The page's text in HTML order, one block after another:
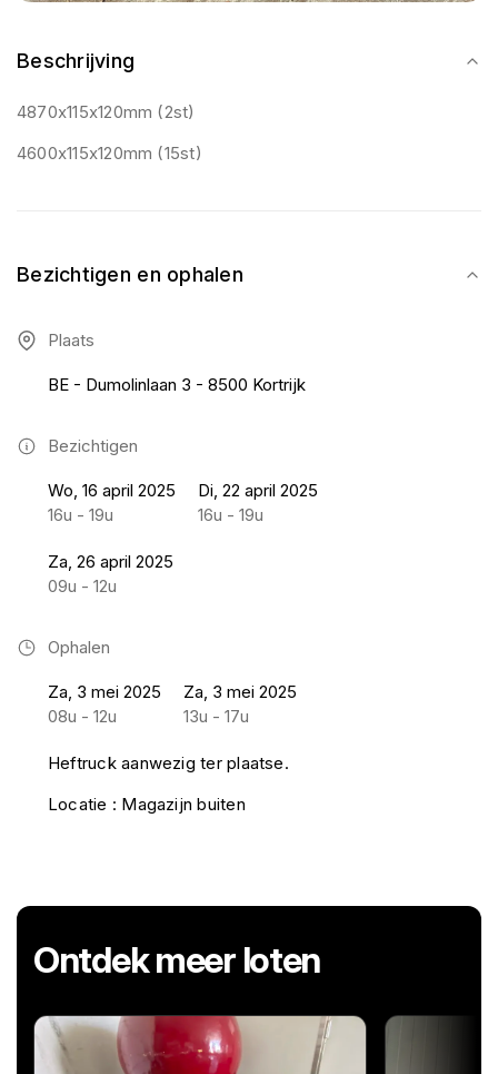
Beschrijving
4870x115x120mm (2st)
4600x115x120mm (15st)
Bezichtigen en ophalen
Plaats
BE - Dumolinlaan 3 - 8500 Kortrijk
Bezichtigen
Wo, 16 april 2025
16u - 19u
Di, 22 april 2025
16u - 19u
Za, 26 april 2025
09u - 12u
Ophalen
Za, 3 mei 2025
08u - 12u
Za, 3 mei 2025
13u - 17u
Heftruck aanwezig ter plaatse.
Locatie : Magazijn buiten
Ontdek meer loten